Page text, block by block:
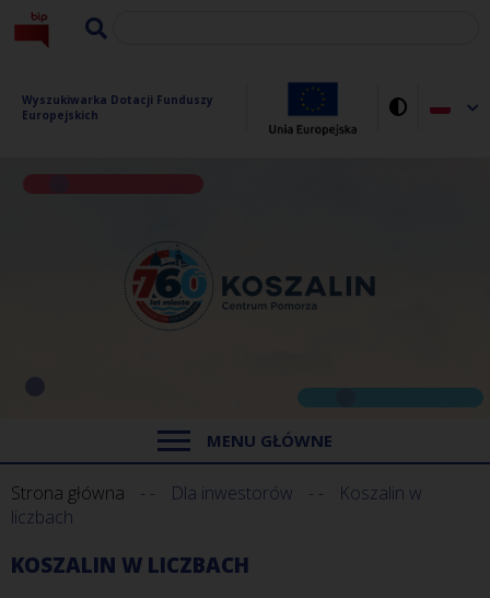
Wyszukiwarka Dotacji Funduszy
Europejskich
MENU GŁÓWNE
Strona główna Dla inwestorów
Koszalin w
liczbach
KOSZALIN W LICZBACH